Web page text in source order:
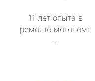
11 лет опыта в
ремонте мотопомп
.